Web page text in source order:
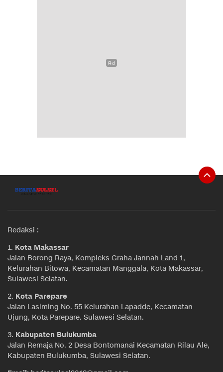
Redaksi :
1. Kota Makassar
Jalan Borong Raya, Kompleks Graha Jannah Land 1,
Kelurahan Bitowa, Kecamatan Manggala, Kota Makassar,
Sulawesi Selatan.
2. Kota Parepare
Jalan Lasiming No. 55 Kelurahan Lapadde, Kecamatan
Ujung, Kota Parepare. Sulawesi Selatan.
3. Kabupaten Bulukumba
Jalan Remaja No. 2 Desa Bontomanai Kecamatan Rilau Ale,
Kabupaten Bulukumba, Sulawesi Selatan.